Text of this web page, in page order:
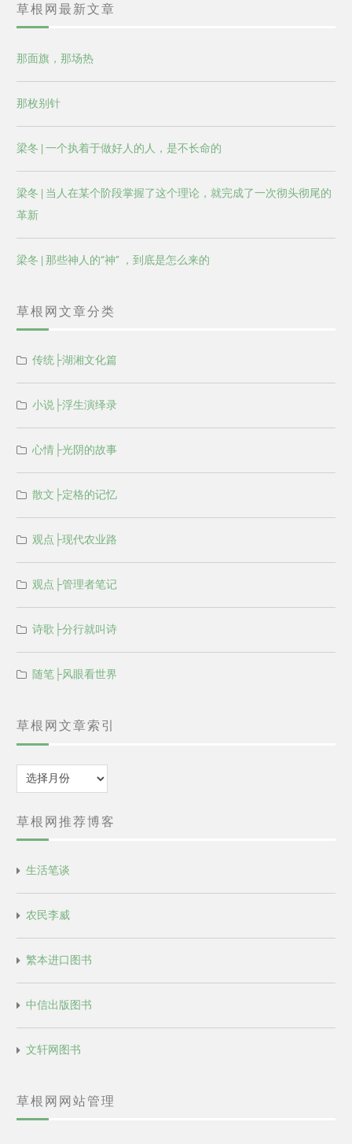
草根网最新文章
那面旗，那场热
那枚别针
梁冬 | 一个执着于做好人的人，是不长命的
梁冬 | 当人在某个阶段掌握了这个理论，就完成了一次彻头彻尾的
革新
梁冬 | 那些神人的“神” ，到底是怎么来的
草根网文章分类
传统├湖湘文化篇
小说├浮生演绎录
心情├光阴的故事
散文├定格的记忆
观点├现代农业路
观点├管理者笔记
诗歌├分行就叫诗
随笔├风眼看世界
草根网文章索引
归
档
草根网推荐博客
生活笔谈
农民李威
繁本进口图书
中信出版图书
文轩网图书
草根网网站管理